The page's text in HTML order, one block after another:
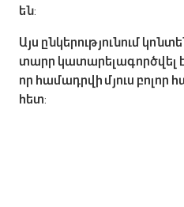
են:
Այս ընկերությունում
տարր կատարելագործվել
որ համադրվի մյուս բոլոր
հետ: